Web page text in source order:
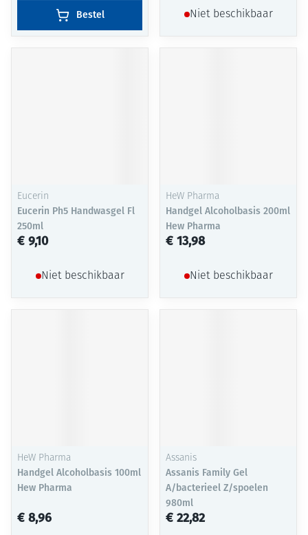
Bestel Niet beschikbaar
Eucerin
Eucerin Ph5 Handwasgel Fl
250ml
€ 9,10
Niet beschikbaar
HeW Pharma
Handgel Alcoholbasis 200ml
Hew Pharma
€ 13,98
Niet beschikbaar
HeW Pharma
Handgel Alcoholbasis 100ml
Hew Pharma
€ 8,96
Assanis
Assanis Family Gel
A/bacterieel Z/spoelen
980ml
€ 22,82